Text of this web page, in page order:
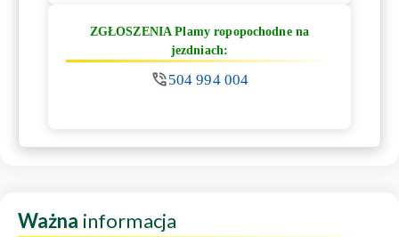
ZGŁOSZENIA Plamy ropopochodne na
jezdniach:
504 994 004
Ważna informacja